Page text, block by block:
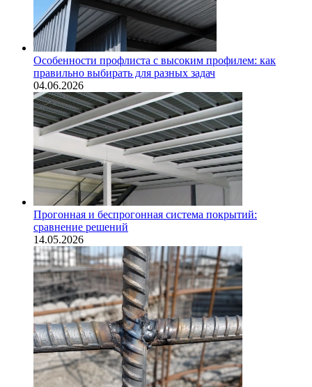
Особенности профлиста с высоким профилем: как
правильно выбирать для разных задач
04.06.2026
Прогонная и беспрогонная система покрытий:
сравнение решений
14.05.2026